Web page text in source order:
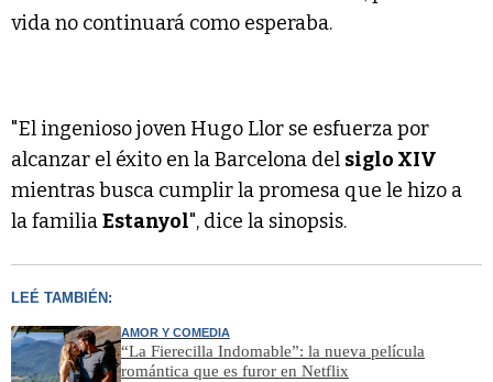
vida no continuará como esperaba.
"El ingenioso joven Hugo Llor se esfuerza por
alcanzar el éxito en la Barcelona del siglo XIV
mientras busca cumplir la promesa que le hizo a
la familiaEstanyol", dice la sinopsis.
LEÉ TAMBIÉN:
AMOR Y COMEDIA
“La Fierecilla Indomable”: la nueva película
romántica que es furor en Netflix